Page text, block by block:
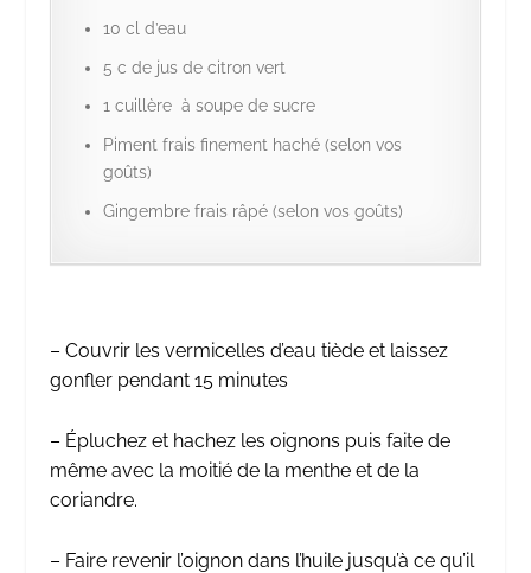
10 cl d’eau
5 c de jus de citron vert
1 cuillère à soupe de sucre
Piment frais finement haché (selon vos
goûts)
Gingembre frais râpé (selon vos goûts)
– Couvrir les vermicelles d’eau tiède et laissez
gonfler pendant 15 minutes
– Épluchez et hachez les oignons puis faite de
même avec la moitié de la menthe et de la
coriandre.
– Faire revenir l’oignon dans l’huile jusqu’à ce qu’il